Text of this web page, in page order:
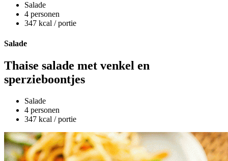
Salade
4 personen
347 kcal / portie
Salade
Thaise salade met venkel en
sperzieboontjes
Salade
4 personen
347 kcal / portie